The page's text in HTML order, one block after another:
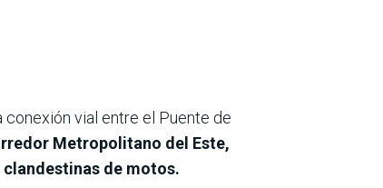
conexión vial entre el Puente de
Metropolitano del Este,
de motos.